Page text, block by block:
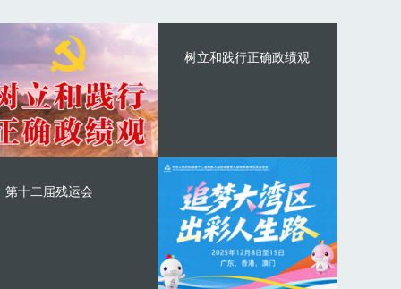
树立和践行正确政绩观
第十二届残运会